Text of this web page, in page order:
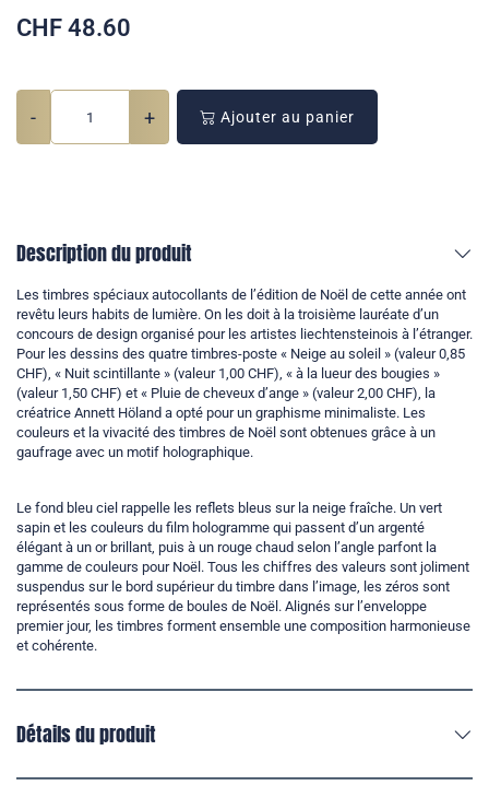
CHF 48.60
- + Ajouter au panier
Description du produit
Les timbres spéciaux autocollants de l’édition de Noël de cette année ont
revêtu leurs habits de lumière. On les doit à la troisième lauréate d’un
concours de design organisé pour les artistes liechtensteinois à l’étranger.
Pour les dessins des quatre timbres-poste « Neige au soleil » (valeur 0,85
CHF), « Nuit scintillante » (valeur 1,00 CHF), « à la lueur des bougies »
(valeur 1,50 CHF) et « Pluie de cheveux d’ange » (valeur 2,00 CHF), la
créatrice Annett Höland a opté pour un graphisme minimaliste. Les
couleurs et la vivacité des timbres de Noël sont obtenues grâce à un
gaufrage avec un motif holographique.
Le fond bleu ciel rappelle les reflets bleus sur la neige fraîche. Un vert
sapin et les couleurs du film hologramme qui passent d’un argenté
élégant à un or brillant, puis à un rouge chaud selon l’angle parfont la
gamme de couleurs pour Noël. Tous les chiffres des valeurs sont joliment
suspendus sur le bord supérieur du timbre dans l’image, les zéros sont
représentés sous forme de boules de Noël. Alignés sur l’enveloppe
premier jour, les timbres forment ensemble une composition harmonieuse
et cohérente.
Détails du produit